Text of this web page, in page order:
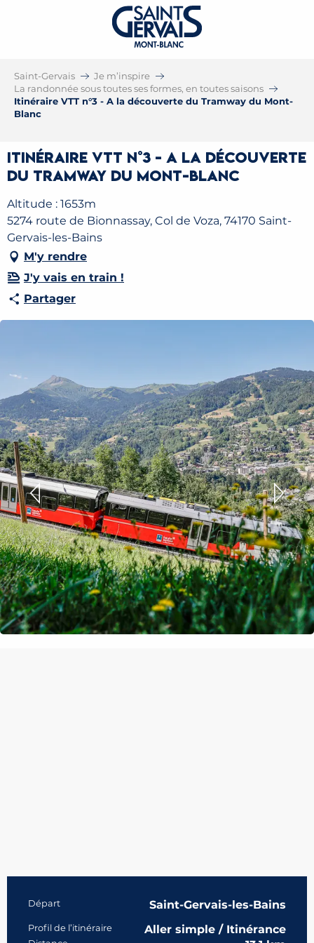
Saint-Gervais
Je m’inspire
La randonnée sous toutes ses formes, en toutes saisons
Itinéraire VTT n°3 - A la découverte du Tramway du Mont-
Blanc
Itinéraire VTT n°3 - A la découverte
du Tramway du Mont-Blanc
Altitude : 1653m
5274 route de Bionnassay, Col de Voza, 74170 Saint-
Gervais-les-Bains
M'y rendre
J'y vais en train !
Partager
Informations pratiques
Départ Saint-Gervais-les-Bains
Profil de l’itinéraire Aller simple / Itinérance